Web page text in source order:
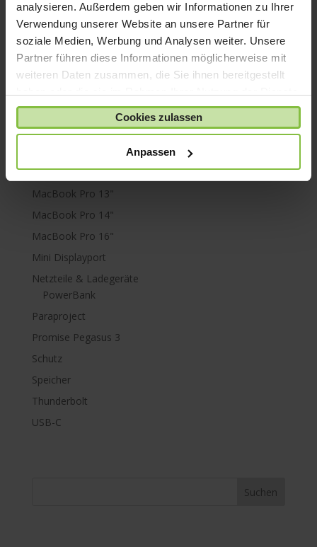
analysieren. Außerdem geben wir Informationen zu Ihrer
Verwendung unserer Website an unsere Partner für
soziale Medien, Werbung und Analysen weiter. Unsere
Partner führen diese Informationen möglicherweise mit
weiteren Daten zusammen, die Sie ihnen bereitgestellt
gesammelt haben.
Cookies zulassen
Anpassen
Mac mini
Mac Pro
MacBook
MacBook Air
M1
MacBook Air 13"
MacBook Neo
MacBook Pro 13"
MacBook Pro 14"
MacBook Pro 16"
Mini Displayport
Netzteile & Ladegeräte
PowerBank
Paraproject
Promise Pegasus 3
Schutz
Speicher
Thunderbolt
USB-C